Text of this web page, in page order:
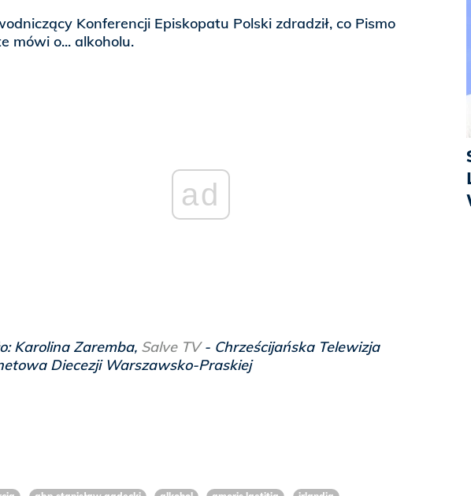
Konferencji Episkopatu Polski zdradził, co Pismo
mówi o... alkoholu.
ad
Karolina Zaremba, Salve TV- Chrześcijańska Telewizja
Diecezji Warszawsko-Praskiej